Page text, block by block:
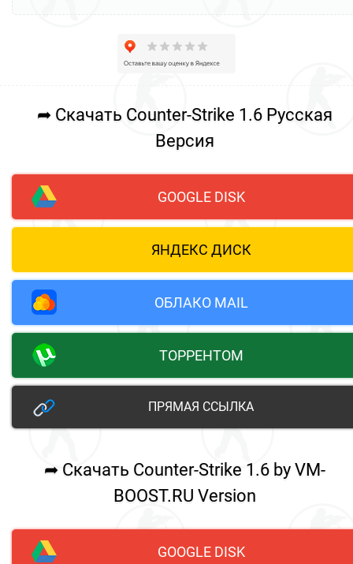
➦ Скачать Counter-Strike 1.6 Русская
Версия
GOOGLE DISK
ЯНДЕКС ДИСК
ОБЛАКО MAIL
ТОРРЕНТОМ
ПРЯМАЯ ССЫЛКА
➦ Скачать Counter-Strike 1.6 by VM-
BOOST.RU Version
GOOGLE DISK